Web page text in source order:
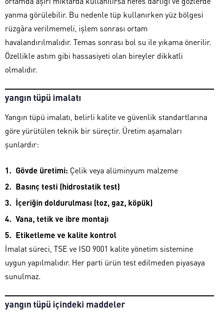
yanma görülebilir. Bu nedenle tüp kullanırken yüz bölgesi
rüzgâra verilmemeli, işlem sonrası ortam
havalandırılmalıdır. Temas sonrası bol su ile yıkama önerilir.
Özellikle astım gibi hassasiyeti olan bireyler dikkatli
olmalıdır.
yangın tüpü imalatı
Yangın tüpü imalatı, belirli kalite ve güvenlik standartlarına
göre yürütülen teknik bir süreçtir. Üretim aşamaları
şunlardır:
Gövde üretimi: Çelik veya alüminyum malzeme
Basınç testi (hidrostatik test)
İçeriğin doldurulması (toz, gaz, köpük)
Vana, tetik ve ibre montajı
Etiketleme ve kalite kontrol
İmalat süreci, TSE ve ISO 9001 kalite yönetim sistemine
uygun yapılmalıdır. Her parti ürün test edilmeden piyasaya
sunulmaz.
yangın tüpü içindeki maddeler